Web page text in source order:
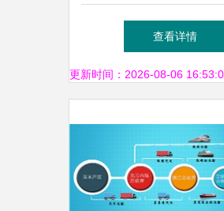
发展
查看详情
更新时间：2026-08-06